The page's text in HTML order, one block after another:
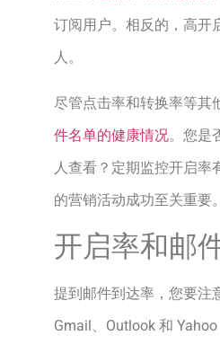
订阅用户。相反的，高开
人。
尽管点击率和转换率等其
件名单的健康情况。您是
人查看？定期监控开启
的营销活动成功至关重要。
开启率和邮
提到邮件到达率，您要注
Gmail、Outlook 和